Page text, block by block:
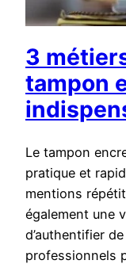
3
tampon
Le tampon
pratique et
mentions
également une
d’authentifier
professionnels